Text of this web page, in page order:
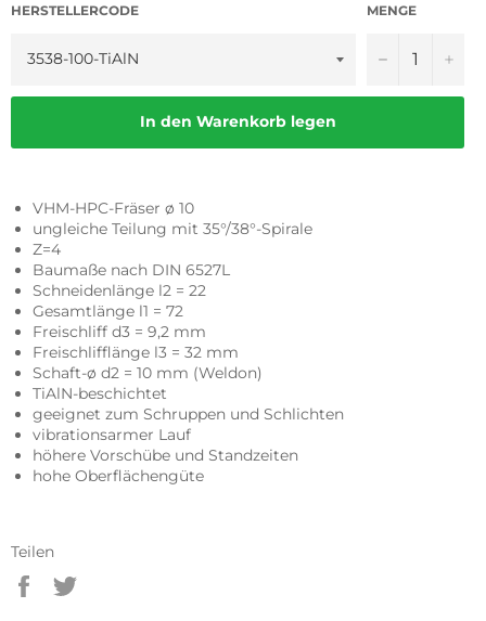
HERSTELLERCODE MENGE
− +
In den Warenkorb legen
VHM-HPC-Fräser ø 10
ungleiche Teilung mit 35°/38°-Spirale
Z=4
Baumaße nach DIN 6527L
Schneidenlänge l2 = 22
Gesamtlänge l1 = 72
Freischliff d3 = 9,2 mm
Freischlifflänge l3 = 32 mm
Schaft-ø d2 = 10 mm (Weldon)
TiAlN-beschichtet
geeignet zum Schruppen und Schlichten
vibrationsarmer Lauf
höhere Vorschübe und Standzeiten
hohe Oberflächengüte
Teilen
Auf
Facebook